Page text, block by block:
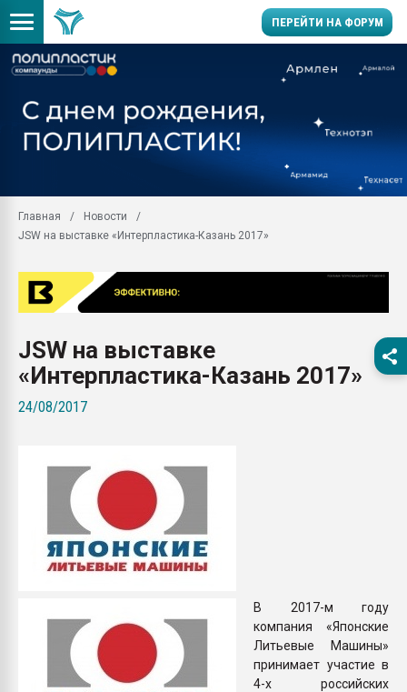
ПЕРЕЙТИ НА ФОРУМ
заводу пластмасс"
28.07.2026
28.07.2026
Главная
Новости
JSW на выставке «Интерпластика-Казань 2017»
JSW на выставке
«Интерпластика-Казань 2017»
24/08/2017
В 2017-м году
компания «Японские
Литьевые Машины»
принимает участие в
4-х российских